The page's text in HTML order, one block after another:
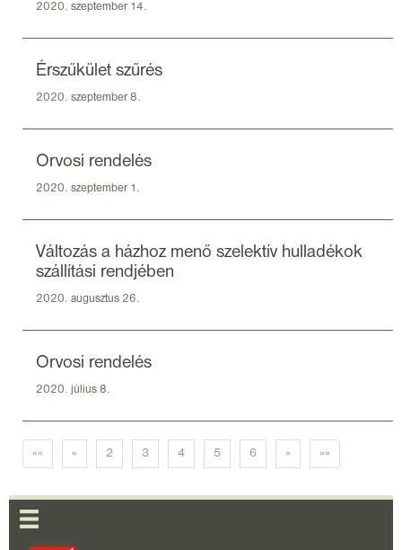
2020. szeptember 14.
Érszűkület szűrés
2020. szeptember 8.
Orvosi rendelés
2020. szeptember 1.
Változás a házhoz menő szelektív hulladékok
szállítási rendjében
2020. augusztus 26.
Orvosi rendelés
2020. július 8.
«« « 2 3 4 5 6 » »»